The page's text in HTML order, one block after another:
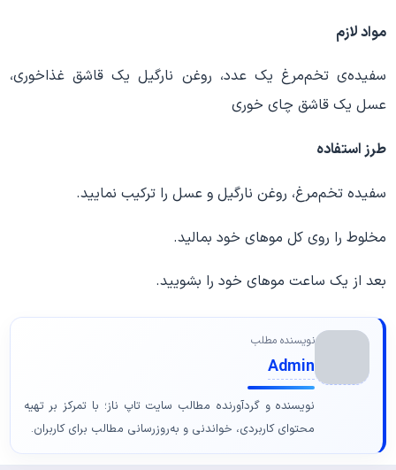
مواد لازم
سفیده‌ی تخم‌مرغ یک عدد، روغن نارگیل یک قاشق غذاخوری،
عسل یک قاشق چای ‌خوری
طرز استفاده
سفیده‌ تخم‌مرغ، روغن نارگیل و عسل را ترکیب نمایید.
مخلوط را روی کل موهای خود بمالید.
بعد از یک ساعت موهای خود را بشویید.
نویسنده مطلب
Admin
نویسنده و گردآورنده مطالب سایت تاپ ناز؛ با تمرکز بر تهیه
محتوای کاربردی، خواندنی و به‌روزرسانی مطالب برای کاربران.